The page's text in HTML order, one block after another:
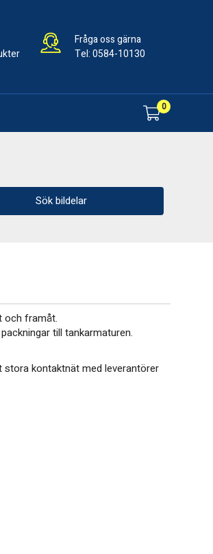
Fråga oss gärna
Tel:0584-10130
0
Sök bildelar
och framåt.
till tankarmaturen.
stora kontaktnät med leverantörer